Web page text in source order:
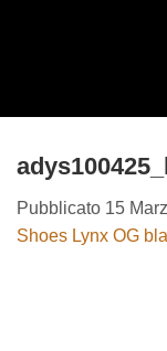
Pubblicato 15
Shoes Lynx OG